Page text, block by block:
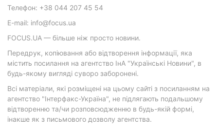
Телефон: +38 044 207 45 54
E-mail: info@focus.ua
FOCUS.UA — більше ніж просто новини.
Передрук, копіювання або відтворення інформації, яка
містить посилання на агентство ІнА "Українські Новини", в
будь-якому вигляді суворо заборонені.
Всі матеріали, які розміщені на цьому сайті з посиланням на
агентство "Інтерфакс-Україна", не підлягають подальшому
відтворенню та/чи розповсюдженню в будь-якій формі,
інакше як з письмового дозволу агентства.